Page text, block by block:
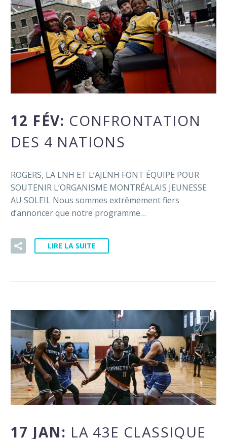
12 FÉV: CONFRONTATION
DES 4 NATIONS
ROGERS, LA LNH ET L’AJLNH FONT ÉQUIPE POUR
SOUTENIR L’ORGANISME MONTRÉALAIS JEUNESSE
AU SOLEIL Nous sommes extrêmement fiers
d’annoncer que notre programme…
LIRE LA SUITE
17 JAN: LA 43E CLASSIQUE